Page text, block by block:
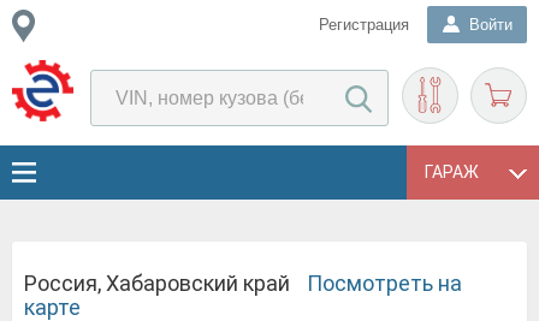
Регистрация Войти
ГАРАЖ
Россия, Хабаровский край
Посмотреть на
карте